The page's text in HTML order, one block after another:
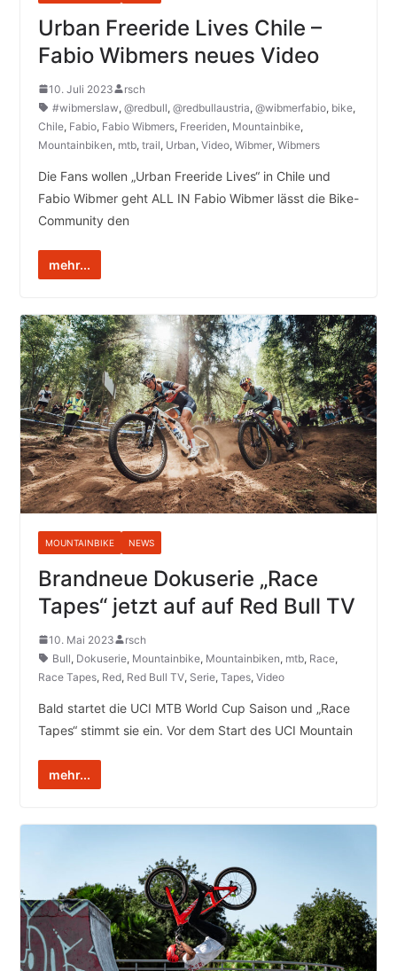
Urban Freeride Lives Chile –
Fabio Wibmers neues Video
10. Juli 2023
rsch
#wibmerslaw, @redbull, @redbullaustria, @wibmerfabio, bike,
Chile, Fabio, Fabio Wibmers, Freeriden, Mountainbike,
Mountainbiken, mtb, trail, Urban, Video, Wibmer, Wibmers
Die Fans wollen „Urban Freeride Lives“ in Chile und
Fabio Wibmer geht ALL IN Fabio Wibmer lässt die Bike-
Community den
mehr...
MOUNTAINBIKE NEWS
Brandneue Dokuserie „Race
Tapes“ jetzt auf auf Red Bull TV
10. Mai 2023
rsch
Bull, Dokuserie, Mountainbike, Mountainbiken, mtb, Race,
Race Tapes, Red, Red Bull TV, Serie, Tapes, Video
Bald startet die UCI MTB World Cup Saison und „Race
Tapes“ stimmt sie ein. Vor dem Start des UCI Mountain
mehr...